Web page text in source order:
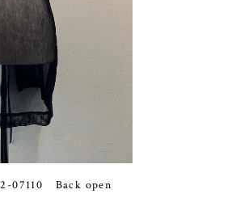
07110 Back open